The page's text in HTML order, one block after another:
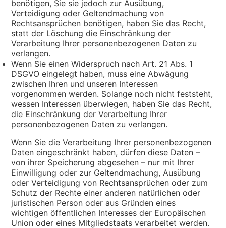
benötigen, Sie sie jedoch zur Ausübung,
Verteidigung oder Geltendmachung von
Rechtsansprüchen benötigen, haben Sie das Recht,
statt der Löschung die Einschränkung der
Verarbeitung Ihrer personenbezogenen Daten zu
verlangen.
Wenn Sie einen Widerspruch nach Art. 21 Abs. 1
DSGVO eingelegt haben, muss eine Abwägung
zwischen Ihren und unseren Interessen
vorgenommen werden. Solange noch nicht feststeht,
wessen Interessen überwiegen, haben Sie das Recht,
die Einschränkung der Verarbeitung Ihrer
personenbezogenen Daten zu verlangen.
Wenn Sie die Verarbeitung Ihrer personenbezogenen
Daten eingeschränkt haben, dürfen diese Daten –
von ihrer Speicherung abgesehen – nur mit Ihrer
Einwilligung oder zur Geltendmachung, Ausübung
oder Verteidigung von Rechtsansprüchen oder zum
Schutz der Rechte einer anderen natürlichen oder
juristischen Person oder aus Gründen eines
wichtigen öffentlichen Interesses der Europäischen
Union oder eines Mitgliedstaats verarbeitet werden.